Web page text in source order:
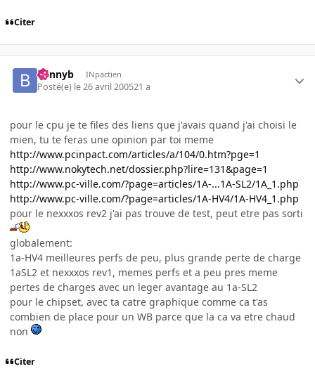
Citer
bennyb INpactien
Posté(e) le 26 avril 200521 a
pour le cpu je te files des liens que j'avais quand j'ai choisi le
mien, tu te feras une opinion par toi meme
http://www.pcinpact.com/articles/a/104/0.htm?pge=1
http://www.nokytech.net/dossier.php?lire=131&page=1
http://www.pc-ville.com/?page=articles/1A-...1A-SL2/1A_1.php
http://www.pc-ville.com/?page=articles/1A-HV4/1A-HV4_1.php
pour le nexxxos rev2 j'ai pas trouve de test, peut etre pas sorti
globalement:
1a-HV4 meilleures perfs de peu, plus grande perte de charge
1aSL2 et nexxxos rev1, memes perfs et a peu pres meme
pertes de charges avec un leger avantage au 1a-SL2
pour le chipset, avec ta catre graphique comme ca t'as
combien de place pour un WB parce que la ca va etre chaud
non
Citer